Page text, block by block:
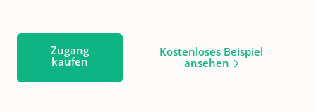
Zugang
kaufen
Kostenloses Beispiel
ansehen